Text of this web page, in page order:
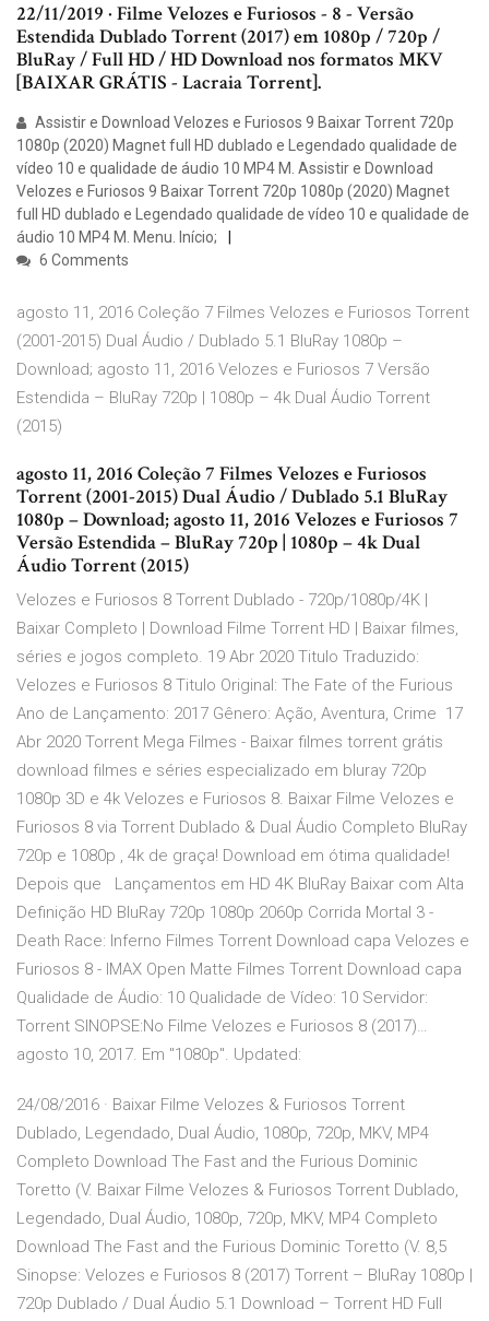
22/11/2019 · Filme Velozes e Furiosos - 8 - Versão
Estendida Dublado Torrent (2017) em 1080p / 720p /
BluRay / Full HD / HD Download nos formatos MKV
[BAIXAR GRÁTIS - Lacraia Torrent].
Assistir e Download Velozes e Furiosos 9 Baixar Torrent 720p
1080p (2020) Magnet full HD dublado e Legendado qualidade de
vídeo 10 e qualidade de áudio 10 MP4 M. Assistir e Download
Velozes e Furiosos 9 Baixar Torrent 720p 1080p (2020) Magnet
full HD dublado e Legendado qualidade de vídeo 10 e qualidade de
áudio 10 MP4 M. Menu. Início;
6 Comments
agosto 11, 2016 Coleção 7 Filmes Velozes e Furiosos Torrent
(2001-2015) Dual Áudio / Dublado 5.1 BluRay 1080p –
Download; agosto 11, 2016 Velozes e Furiosos 7 Versão
Estendida – BluRay 720p | 1080p – 4k Dual Áudio Torrent
(2015)
agosto 11, 2016 Coleção 7 Filmes Velozes e Furiosos
Torrent (2001-2015) Dual Áudio / Dublado 5.1 BluRay
1080p – Download; agosto 11, 2016 Velozes e Furiosos 7
Versão Estendida – BluRay 720p | 1080p – 4k Dual
Áudio Torrent (2015)
Velozes e Furiosos 8 Torrent Dublado - 720p/1080p/4K |
Baixar Completo | Download Filme Torrent HD | Baixar filmes,
séries e jogos completo. 19 Abr 2020 Titulo Traduzido:
Velozes e Furiosos 8 Titulo Original: The Fate of the Furious
Ano de Lançamento: 2017 Gênero: Ação, Aventura, Crime 17
Abr 2020 Torrent Mega Filmes - Baixar filmes torrent grátis
download filmes e séries especializado em bluray 720p
1080p 3D e 4k Velozes e Furiosos 8. Baixar Filme Velozes e
Furiosos 8 via Torrent Dublado & Dual Áudio Completo BluRay
720p e 1080p , 4k de graça! Download em ótima qualidade!
Depois que Lançamentos em HD 4K BluRay Baixar com Alta
Definição HD BluRay 720p 1080p 2060p Corrida Mortal 3 -
Death Race: Inferno Filmes Torrent Download capa Velozes e
Furiosos 8 - IMAX Open Matte Filmes Torrent Download capa
Qualidade de Áudio: 10 Qualidade de Vídeo: 10 Servidor:
Torrent SINOPSE:No Filme Velozes e Furiosos 8 (2017)…
agosto 10, 2017. Em "1080p". Updated:
24/08/2016 · Baixar Filme Velozes & Furiosos Torrent
Dublado, Legendado, Dual Áudio, 1080p, 720p, MKV, MP4
Completo Download The Fast and the Furious Dominic
Toretto (V. Baixar Filme Velozes & Furiosos Torrent Dublado,
Legendado, Dual Áudio, 1080p, 720p, MKV, MP4 Completo
Download The Fast and the Furious Dominic Toretto (V. 8,5
Sinopse: Velozes e Furiosos 8 (2017) Torrent – BluRay 1080p |
720p Dublado / Dual Áudio 5.1 Download – Torrent HD Full